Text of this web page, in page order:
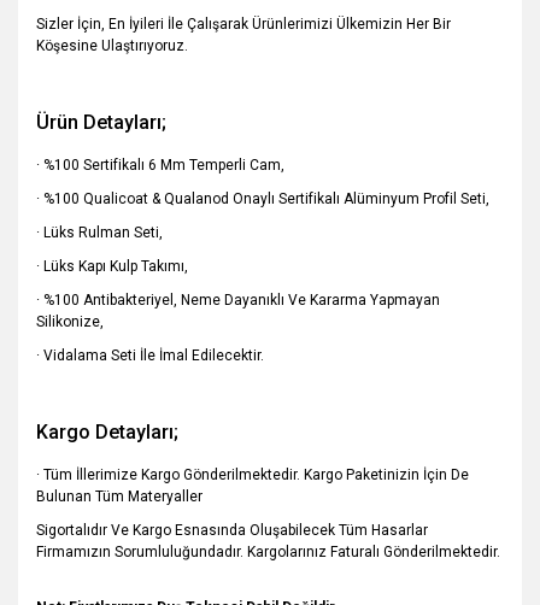
Sizler İçin, En İyileri İle Çalışarak Ürünlerimizi Ülkemizin Her Bir
Köşesine Ulaştırıyoruz.
Ürün Detayları;
· %100 Sertifikalı 6 Mm Temperli Cam,
· %100 Qualicoat & Qualanod Onaylı Sertifikalı Alüminyum Profil Seti,
· Lüks Rulman Seti,
· Lüks Kapı Kulp Takımı,
· %100 Antibakteriyel, Neme Dayanıklı Ve Kararma Yapmayan
Silikonize,
· Vidalama Seti İle İmal Edilecektir.
Kargo Detayları;
· Tüm İllerimize Kargo Gönderilmektedir. Kargo Paketinizin İçin De
Bulunan Tüm Materyaller
Sigortalıdır Ve Kargo Esnasında Oluşabilecek Tüm Hasarlar
Firmamızın Sorumluluğundadır. Kargolarınız Faturalı Gönderilmektedir.